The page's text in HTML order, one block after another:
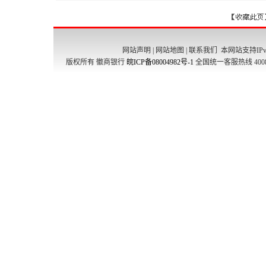
网站声明 网站地图 联系我们
本网站支持
版权所有 徽商银行 皖ICP备08004982号-1 全国统一客服热线